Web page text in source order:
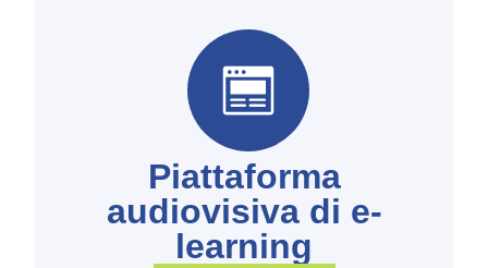
Piattaforma
audiovisiva di e-
learning